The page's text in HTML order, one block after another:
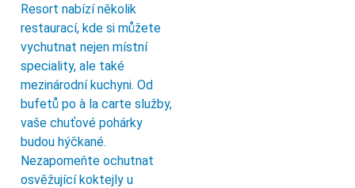
Resort nabízí několik
restaurací, kde si můžete
vychutnat nejen místní
speciality, ale také
mezinárodní kuchyni. Od
bufetů po à la carte služby,
vaše chuťové pohárky
budou hýčkané.
Nezapomeňte ochutnat
osvěžující koktejly u